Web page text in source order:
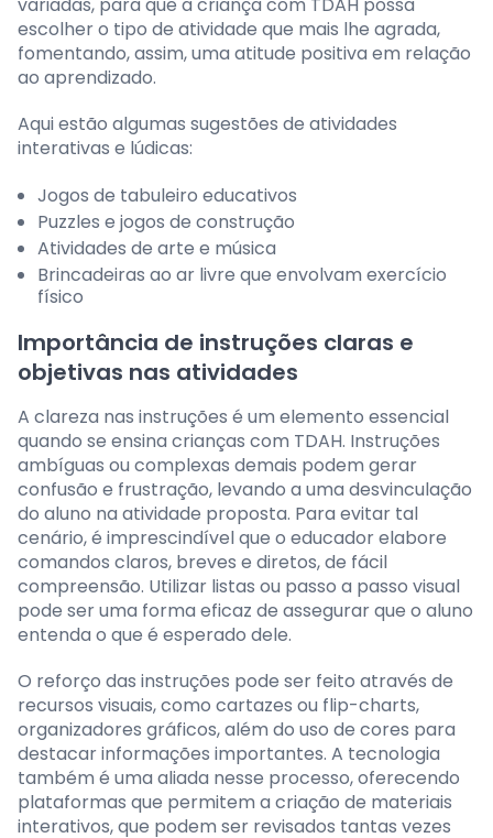
escolher o tipo de atividade que mais lhe agrada,
fomentando, assim, uma atitude positiva em relação
ao aprendizado.
Aqui estão algumas sugestões de atividades
interativas e lúdicas:
Jogos de tabuleiro educativos
Puzzles e jogos de construção
Atividades de arte e música
Brincadeiras ao ar livre que envolvam exercício
físico
Importância de instruções claras e
objetivas nas atividades
A clareza nas instruções é um elemento essencial
quando se ensina crianças com TDAH. Instruções
ambíguas ou complexas demais podem gerar
confusão e frustração, levando a uma desvinculação
do aluno na atividade proposta. Para evitar tal
cenário, é imprescindível que o educador elabore
comandos claros, breves e diretos, de fácil
compreensão. Utilizar listas ou passo a passo visual
pode ser uma forma eficaz de assegurar que o aluno
entenda o que é esperado dele.
O reforço das instruções pode ser feito através de
recursos visuais, como cartazes ou flip-charts,
organizadores gráficos, além do uso de cores para
destacar informações importantes. A tecnologia
também é uma aliada nesse processo, oferecendo
plataformas que permitem a criação de materiais
interativos, que podem ser revisados tantas vezes